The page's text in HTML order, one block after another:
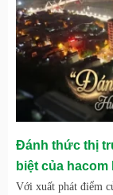
Đánh thức thị
biệt của
Với xuất phát điểm